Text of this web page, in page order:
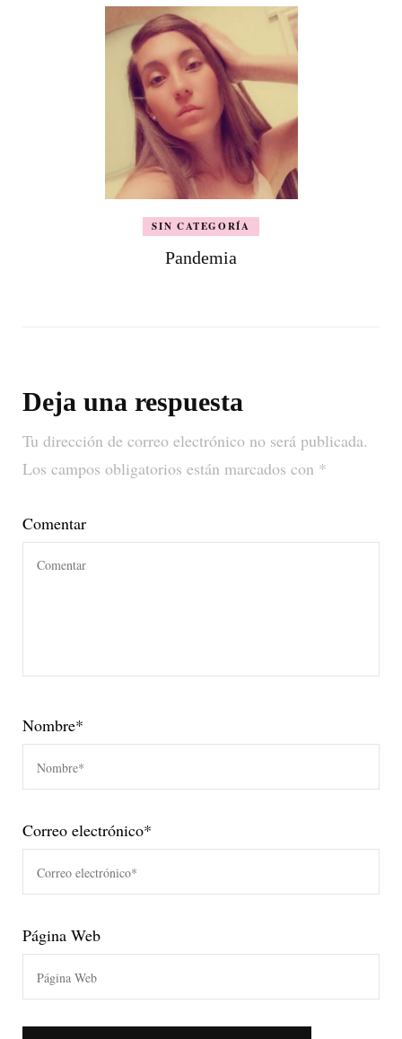
SIN CATEGORÍA
Pandemia
Deja una respuesta
Tu dirección de correo electrónico no será publicada.
Los campos obligatorios están marcados con *
Comentar
Nombre*
Correo electrónico*
Página Web